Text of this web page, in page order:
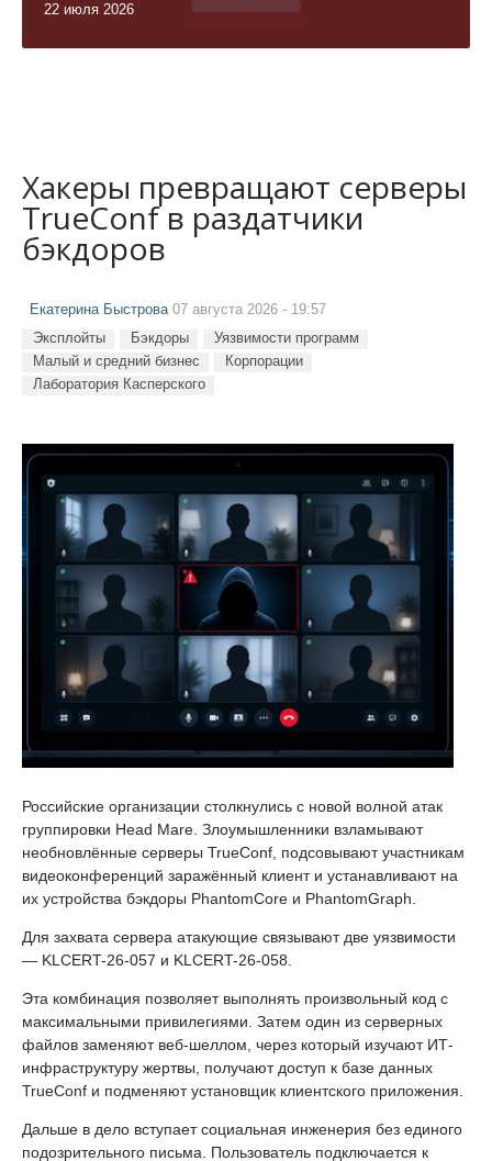
22 июля 2026
Хакеры превращают серверы
TrueConf в раздатчики
бэкдоров
Екатерина Быстрова07 августа 2026 - 19:57
Эксплойты Бэкдоры
Уязвимости программ
Малый и средний бизнес
Корпорации
Лаборатория Касперского
Российские организации столкнулись с новой волной атак
группировки Head Mare. Злоумышленники взламывают
необновлённые серверы TrueConf, подсовывают участникам
видеоконференций заражённый клиент и устанавливают на
их устройства бэкдоры PhantomCore и PhantomGraph.
Для захвата сервера атакующие связывают две уязвимости
— KLCERT-26-057 и KLCERT-26-058.
Эта комбинация позволяет выполнять произвольный код с
максимальными привилегиями. Затем один из серверных
файлов заменяют веб-шеллом, через который изучают ИТ-
инфраструктуру жертвы, получают доступ к базе данных
TrueConf и подменяют установщик клиентского приложения.
Дальше в дело вступает социальная инженерия без единого
подозрительного письма. Пользователь подключается к